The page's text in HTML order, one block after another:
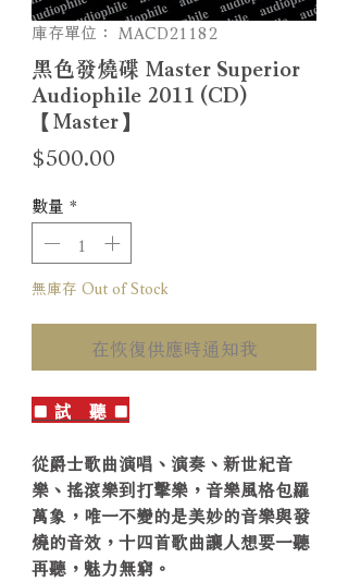
庫存單位： MACD21182
黑色發燒碟 Master Superior
Audiophile 2011 (CD)
【Master】
$500.00
數量 *
無庫存 Out of Stock
在恢復供應時通知我
■ 試 聽 ■
從爵士歌曲演唱、演奏、新世紀音
樂、搖滾樂到打擊樂，音樂風格包羅
萬象，唯一不變的是美妙的音樂與發
燒的音效，十四首歌曲讓人想要一聽
再聽，魅力無窮。